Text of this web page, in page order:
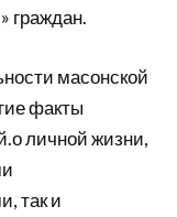
граждан.
масонской
факты
личной жизни,
так и